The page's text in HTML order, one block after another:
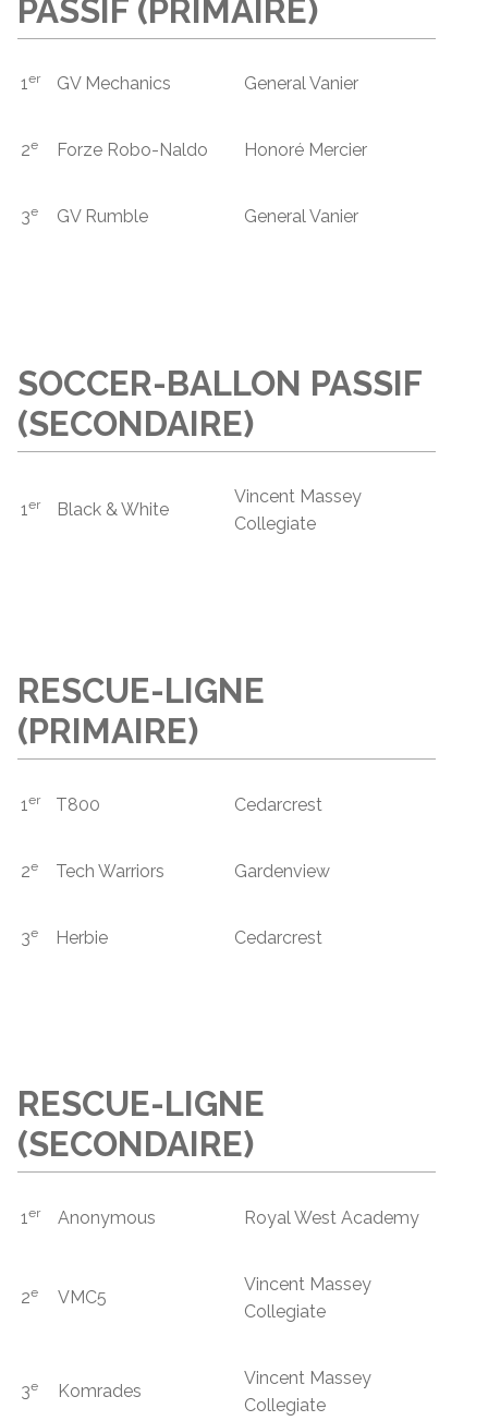
PASSIF (PRIMAIRE)
1er GV Mechanics General Vanier
2e Forze Robo-Naldo Honoré Mercier
3e GV Rumble General Vanier
SOCCER-BALLON PASSIF
(SECONDAIRE)
1er Black & White
Vincent Massey
Collegiate
RESCUE-LIGNE
(PRIMAIRE)
1 er T800 Cedarcrest
2e Tech Warriors Gardenview
3e Herbie Cedarcrest
RESCUE-LIGNE
(SECONDAIRE)
1 er Anonymous Royal West Academy
2e VMC5
Vincent Massey
Collegiate
3e Komrades
Vincent Massey
Collegiate